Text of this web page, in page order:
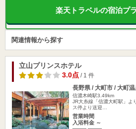
楽天トラベルの宿泊プ
関連情報から探す
立山プリンスホテル
3.0点/ 1 件
長野県 / 大町市 / 大町
信濃木崎駅3.49km
JR大糸線「信濃大町駅」よ
ス停より送迎…
営業時間
入浴料金 ～